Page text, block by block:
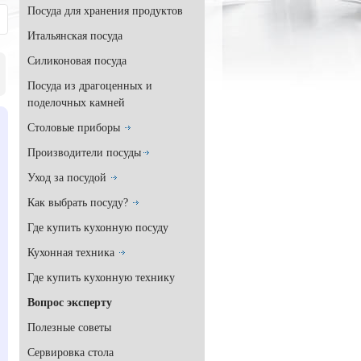
Посуда для хранения продуктов
Итальянская посуда
Силиконовая посуда
Посуда из драгоценных и
поделочных камней
Столовые приборы
Производители посуды
Уход за посудой
Как выбрать посуду?
Где купить кухонную посуду
Кухонная техника
Где купить кухонную технику
Вопрос эксперту
Полезные советы
Сервировка стола